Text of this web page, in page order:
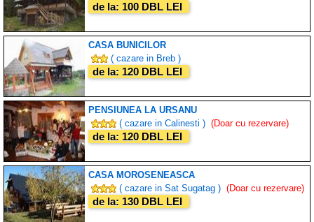
de la: 100 DBL LEI
CASA BUNICILOR
( cazare in Breb )
de la: 120 DBL LEI
PENSIUNEA LA URSANU
( cazare in Calinesti ) (Doar cu rezervare)
de la: 120 DBL LEI
CASA MOROSENEASCA
( cazare in Sat Sugatag ) (Doar cu rezervare)
de la: 130 DBL LEI